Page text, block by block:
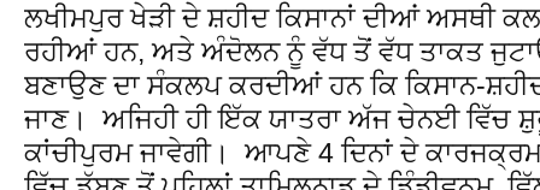
ਲਖੀਮਪੁਰ ਖੇੜੀ ਦੇ ਸ਼ਹੀਦ ਕਿਸਾਨਾਂ ਦੀਆਂ ਅਸਥੀ
ਰਹੀਆਂ ਹਨ, ਅਤੇ ਅੰਦੋਲਨ ਨੂੰ ਵੱਧ ਤੋਂ ਵੱਧ ਤਾਕਤ
ਬਣਾਉਣ ਦਾ ਸੰਕਲਪ ਕਰਦੀਆਂ ਹਨ ਕਿ ਕਿਸਾਨ-
ਜਾਣ। ਅਜਿਹੀ ਹੀ ਇੱਕ ਯਾਤਰਾ ਅੱਜ ਚੇਨਈ
ਕਾਂਚੀਪੁਰਮ ਜਾਵੇਗੀ। ਆਪਣੇ 4 ਦਿਨਾਂ ਦੇ